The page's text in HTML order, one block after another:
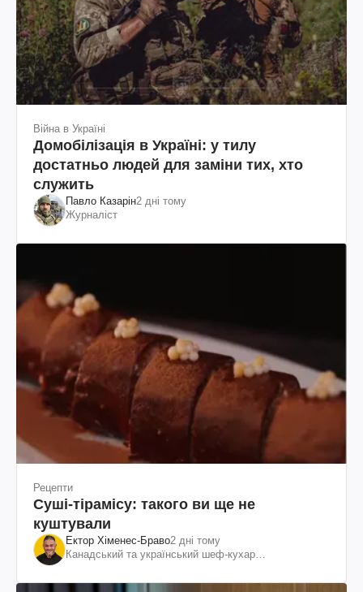
Війна в Україні
Домобілізація в Україні: у тилу
достатньо людей для заміни тих, хто
служить
Павло Казарін2 дні тому
Журналіст
Рецепти
Суші-тірамісу: такого ви ще не
куштували
Ектор Хіменес-Браво2 дні тому
Канадський та український шеф-кухар